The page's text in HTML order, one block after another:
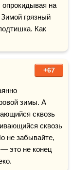
на
грязный
Как
+67
зимы. А
сквозь
сквозь
не забывайте,
— это не конец